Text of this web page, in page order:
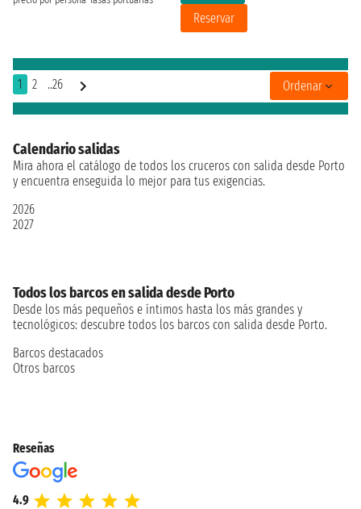
Reservar
1 2 ..26 Ordenar
Calendario salidas
Mira ahora el catálogo de todos los cruceros con salida desde Porto
y encuentra enseguida lo mejor para tus exigencias.
2026
2027
Todos los barcos en salida desde Porto
Desde los más pequeños e íntimos hasta los más grandes y
tecnológicos: descubre todos los barcos con salida desde Porto.
Barcos destacados
Otros barcos
Reseñas
4.9